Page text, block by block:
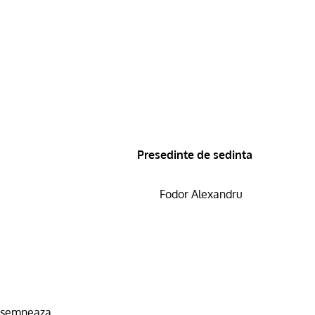
Presedinte de sedinta
Fodor Alexandru